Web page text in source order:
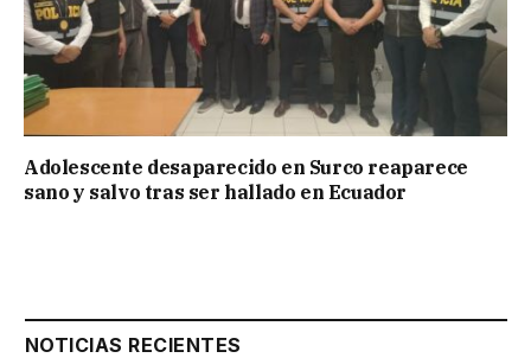
Adolescente desaparecido en Surco reaparece
sano y salvo tras ser hallado en Ecuador
NOTICIAS RECIENTES